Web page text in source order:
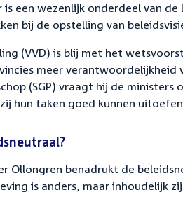
is een wezenlijk onderdeel van
bij de opstelling van
(VVD) is blij met het
meer verantwoordelijkheid
(SGP) vraagt hij de
hun taken goed kunnen
Ollongren benadrukt de
is anders, maar inhoudelijk